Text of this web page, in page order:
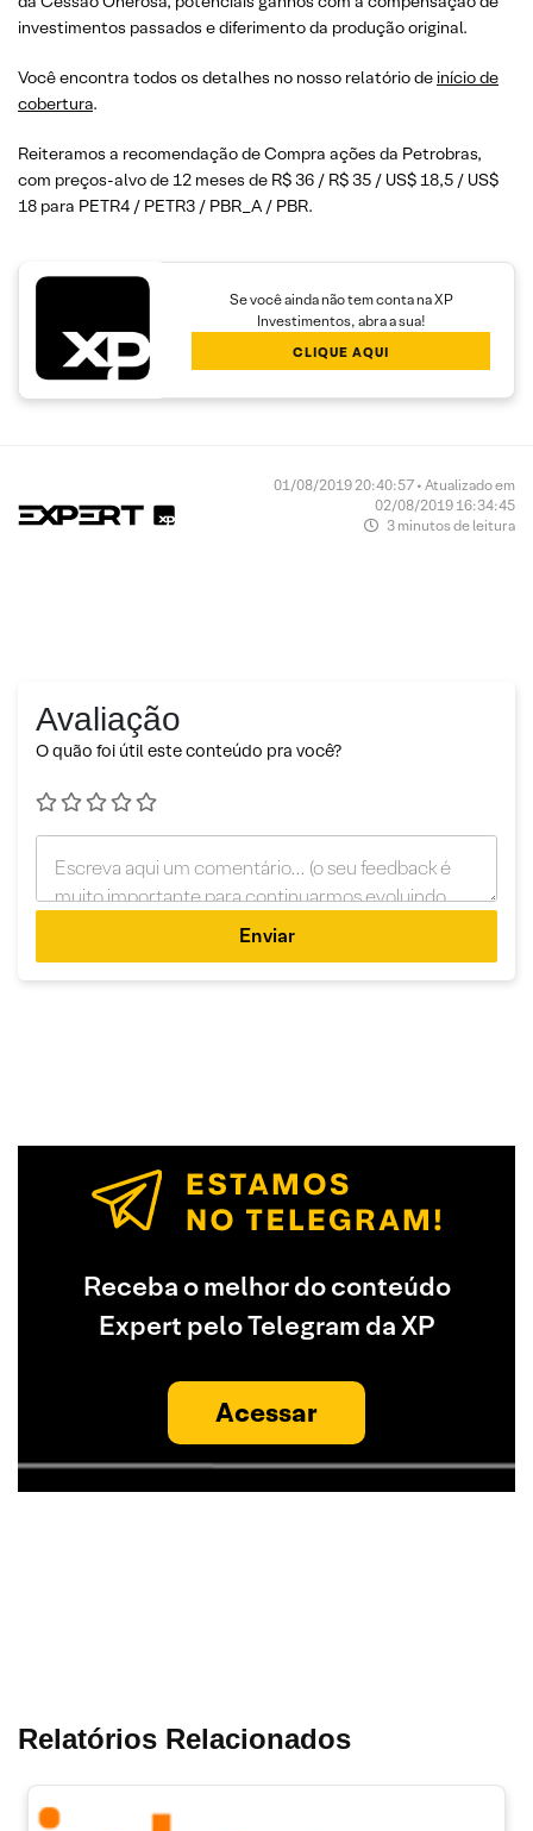
investimentos passados e diferimento da produção original.
Você encontra todos os detalhes no nosso relatório de início de
cobertura.
Reiteramos a recomendação de Compra ações da Petrobras,
com preços-alvo de 12 meses de R$ 36 / R$ 35 / US$ 18,5 / US$
18 para PETR4 / PETR3 / PBR_A / PBR.
Se você ainda não tem conta na XP
Investimentos, abra a sua!
CLIQUE AQUI
01/08/2019 20:40:57 • Atualizado em
02/08/2019 16:34:45
3 minutos de leitura
Avaliação
O quão foi útil este conteúdo pra você?
Enviar
Receba o melhor do conteúdo
Expert pelo Telegram da XP
Acessar
Relatórios Relacionados